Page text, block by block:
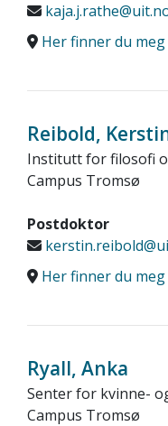
Her finner du meg
Reibold,
Institutt for filosofi
Campus Tromsø
Postdoktor
Her finner du meg
Ryall, Anka
Senter for kvinne-
Campus Tromsø